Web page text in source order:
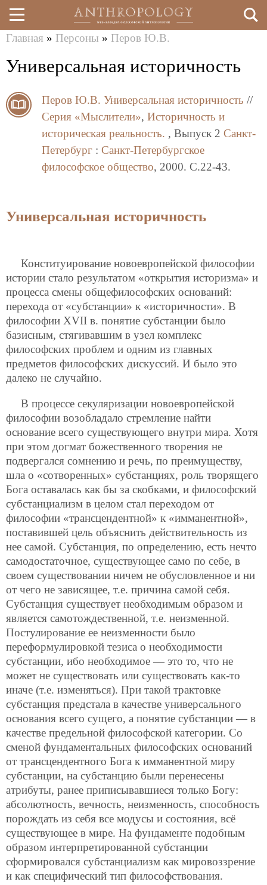
Перейти
к
здесь
Главная » Персоны » Перов Ю.В.
Универсальная историчность
Перов Ю.В. Универсальная историчность //
Серия «Мыслители», Историчность и
историческая реальность. , Выпуск 2 Санкт-
Петербург : Санкт-Петербургское
философское общество, 2000. C.22-43.
Универсальная историчность
Конституирование новоевропейской философии
истории стало результатом «открытия историзма» и
процесса смены общефилософских оснований:
перехода от «субстанции» к «историчности». В
философии XVII в. понятие субстанции было
базисным, стягивавшим в узел комплекс
философских проблем и одним из главных
предметов философских дискуссий. И было это
далеко не случайно.
В процессе секуляризации новоевропейской
философии возобладало стремление найти
основание всего существующего внутри мира. Хотя
при этом догмат божественного творения не
подвергался сомнению и речь, по преимуществу,
шла о «сотворенных» субстанциях, роль творящего
Бога оставалась как бы за скобками, и философский
субстанциализм в целом стал переходом от
философии «трансцендентной» к «имманентной»,
поставившей цель объяснить действительность из
нее самой. Субстанция, по определению, есть нечто
самодостаточное, существующее само по себе, в
своем существовании ничем не обусловленное и ни
от чего не зависящее, т.е. причина самой себя.
Субстанция существует необходимым образом и
является самотождественной, т.е. неизменной.
Постулирование ее неизменности было
переформулировкой тезиса о необходимости
субстанции, ибо необходимое — это то, что не
может не существовать или существовать как-то
иначе (т.е. изменяться). При такой трактовке
субстанция предстала в качестве универсального
основания всего сущего, а понятие субстанции — в
качестве предельной философской категории. Со
сменой фундаментальных философских оснований
от трансцендентного Бога к имманентной миру
субстанции, на субстанцию были перенесены
атрибуты, ранее приписывавшиеся только Богу:
абсолютность, вечность, неизменность, способность
порождать из себя все модусы и состояния, всё
существующее в мире. На фундаменте подобным
образом интерпретированной субстанции
сформировался субстанциализм как мировоззрение
и как специфический тип философствования.